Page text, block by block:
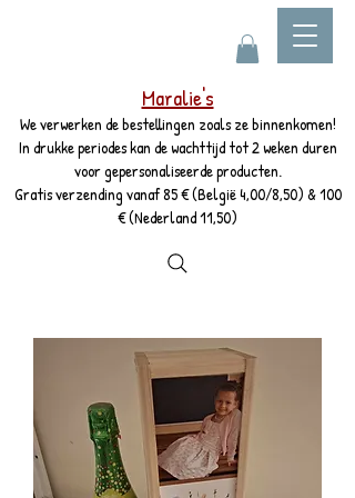
Maralie's
We verwerken de bestellingen zoals ze binnenkomen!
In drukke periodes kan de wachttijd tot 2 weken duren
voor gepersonaliseerde producten.
Gratis verzending vanaf 85 € (België 4,00/8,50) & 100
€ (Nederland 11,50)